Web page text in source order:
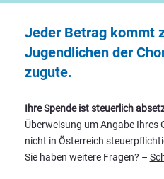
Jeder Betrag kommt
Jugendlichen der
zugute.
Ihre Spende ist steuerlich
Überweisung um Angabe Ihres
nicht in Österreich
Sie haben weitere Fragen? –